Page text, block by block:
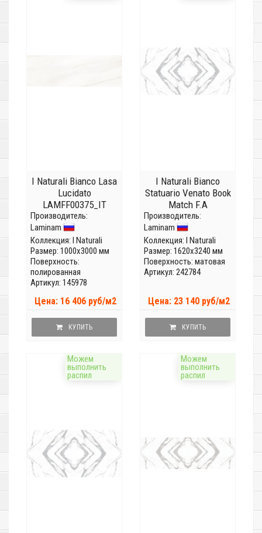
I Naturali Bianco Lasa
Lucidato
LAMFF00375_IT
(Толщина 5,6мм)
Производитель:
Laminam
Коллекция: I Naturali
Размер: 1000x3000 мм
Поверхность:
полированная
Артикул: 145978
Цена: 16 406 руб/м2
КУПИТЬ
I Naturali Bianco
Statuario Venato Book
Match F.A
LAMF0M0032_IT
(Толщина 5,6 мм)
Производитель:
Laminam
Коллекция: I Naturali
Размер: 1620x3240 мм
Поверхность: матовая
Артикул: 242784
Цена: 23 140 руб/м2
КУПИТЬ
Можем
выполнить
распил
Можем
выполнить
распил